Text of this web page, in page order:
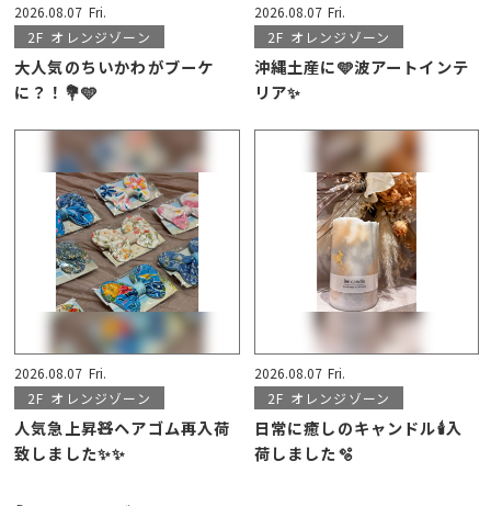
2026.08.07 Fri.
2F オレンジゾーン
大人気のちいかわがブーケ
に？！💐🩵
2026.08.07 Fri.
2F オレンジゾーン
沖縄土産に🩵波アートインテ
リア✨
2026.08.07 Fri.
2F オレンジゾーン
人気急上昇🧸ヘアゴム再入荷
致しました✨✨
2026.08.07 Fri.
2F オレンジゾーン
日常に癒しのキャンドル🕯️入
荷しました🫧